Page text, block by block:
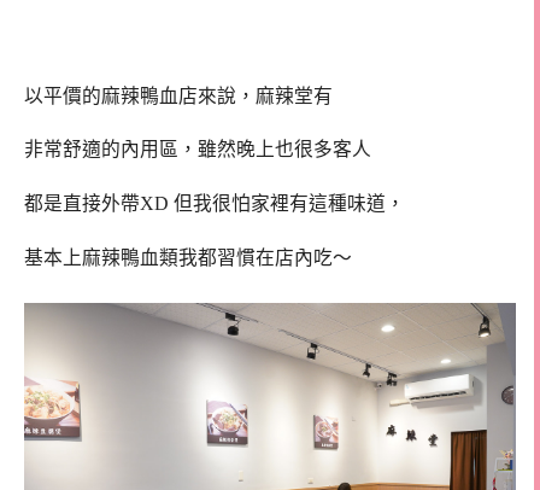
以平價的麻辣鴨血店來說，麻辣堂有
非常舒適的內用區，雖然晚上也很多客人
都是直接外帶XD 但我很怕家裡有這種味道，
基本上麻辣鴨血類我都習慣在店內吃～